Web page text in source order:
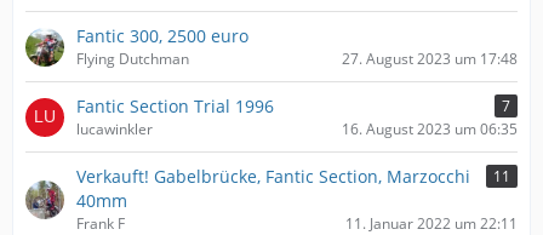
Fantic 300, 2500 euro
Flying Dutchman 27. August 2023 um 17:48
Fantic Section Trial 1996
7
lucawinkler
16. August 2023 um 06:35
Verkauft! Gabelbrücke, Fantic Section, Marzocchi
40mm
11
Frank F 11. Januar 2022 um 22:11